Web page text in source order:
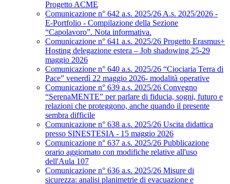
Progetto ACME
Comunicazione n° 642 a.s. 2025/26 A.s. 2025/2026 -
E-Portfolio - Compilazione della Sezione
“Capolavoro”. Nota informativa.
Comunicazione n° 641 a.s. 2025/26 Progetto Erasmus+
Hosting delegazione estera – Job shadowing 25-29
maggio 2026
Comunicazione n° 640 a.s. 2025/26 “Ciociaria Terra di
Pace” venerdì 22 maggio 2026- modalità operative
Comunicazione n° 639 a.s. 2025/26 Convegno
“SerenaMENTE” per parlare di fiducia, sogni, futuro e
relazioni che proteggono, anche quando il presente
sembra difficile
Comunicazione n° 638 a.s. 2025/26 Uscita didattica
presso SINESTESIA - 15 maggio 2026
Comunicazione n° 637 a.s. 2025/26 Pubblicazione
orario aggiornato con modifiche relative all'uso
dell'Aula 107
Comunicazione n° 636 a.s. 2025/26 Misure di
sicurezza: analisi planimetrie di evacuazione e